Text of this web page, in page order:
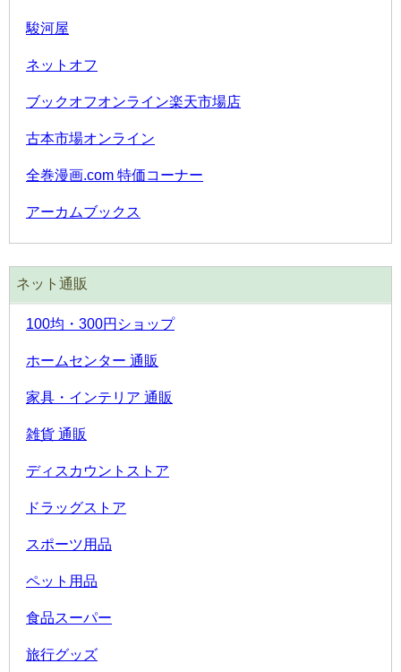
駿河屋
ネットオフ
ブックオフオンライン楽天市場店
古本市場オンライン
全巻漫画.com 特価コーナー
アーカムブックス
ネット通販
100均・300円ショップ
ホームセンター 通販
家具・インテリア 通販
雑貨 通販
ディスカウントストア
ドラッグストア
スポーツ用品
ペット用品
食品スーパー
旅行グッズ